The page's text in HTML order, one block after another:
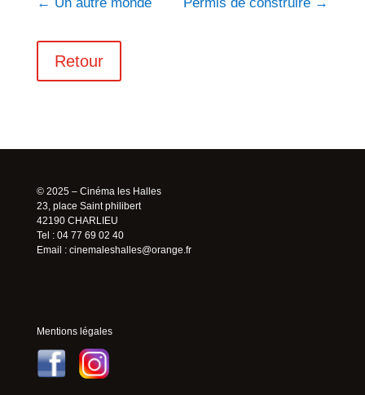
Retour
© 2025 – Cinéma les Halles
23, place Saint philibert
42190 CHARLIEU
Tel : 04 77 69 02 40
Email : cinemaleshalles@orange.fr
Mentions légales